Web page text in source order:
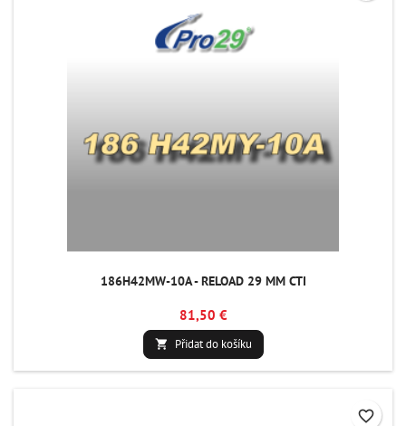
186H42MW-10A - RELOAD 29 MM CTI
81,50 €
 Přidat do košíku
favorite_border